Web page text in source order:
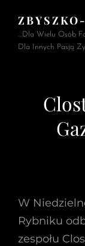
…Dla Wielu Osób
Dla Innych Pasją
W
Rybniku
zespołu